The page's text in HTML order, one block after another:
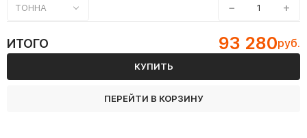
ТОННА − +
ИТОГО 93 280руб.
КУПИТЬ
ПЕРЕЙТИ В КОРЗИНУ